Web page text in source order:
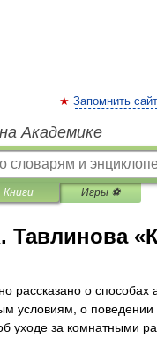
Запомнить сайт
Академике
Книги Игры ⚽
Тавлинова
рассказано о способах
условиям, о поведении
уходе за комнатными